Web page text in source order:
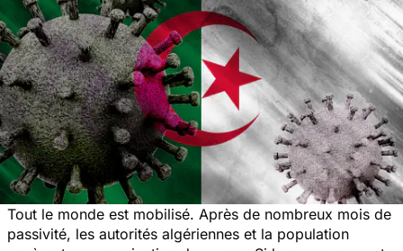
Tout le monde est mobilisé. Après de nombreux mois de
passivité, les autorités algériennes et la population